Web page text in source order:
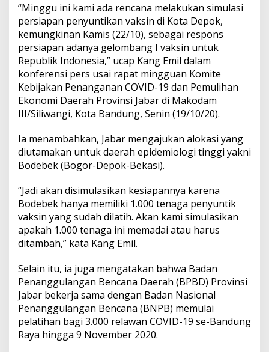
“Minggu ini kami ada rencana melakukan simulasi
persiapan penyuntikan vaksin di Kota Depok,
kemungkinan Kamis (22/10), sebagai respons
persiapan adanya gelombang I vaksin untuk
Republik Indonesia,” ucap Kang Emil dalam
konferensi pers usai rapat mingguan Komite
Kebijakan Penanganan COVID-19 dan Pemulihan
Ekonomi Daerah Provinsi Jabar di Makodam
III/Siliwangi, Kota Bandung, Senin (19/10/20).
Ia menambahkan, Jabar mengajukan alokasi yang
diutamakan untuk daerah epidemiologi tinggi yakni
Bodebek (Bogor-Depok-Bekasi).
“Jadi akan disimulasikan kesiapannya karena
Bodebek hanya memiliki 1.000 tenaga penyuntik
vaksin yang sudah dilatih. Akan kami simulasikan
apakah 1.000 tenaga ini memadai atau harus
ditambah,” kata Kang Emil.
Selain itu, ia juga mengatakan bahwa Badan
Penanggulangan Bencana Daerah (BPBD) Provinsi
Jabar bekerja sama dengan Badan Nasional
Penanggulangan Bencana (BNPB) memulai
pelatihan bagi 3.000 relawan COVID-19 se-Bandung
Raya hingga 9 November 2020.